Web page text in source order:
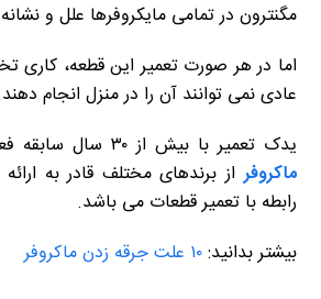
مگنترون در تمامی مایکروفرها علل و
اما در هر صورت تعمیر این قطعه،
عادی نمی توانند آن را در منزل انجام
یدک تعمیر با بیش از ۳۰ سال سابقه فعالیت در حوزه
ماکروفراز برندهای مختلف قادر به
رابطه با تعمیر قطعات می باشد.
بیشتر بدانید:۱۰ علت جرقه زدن ماکروفر